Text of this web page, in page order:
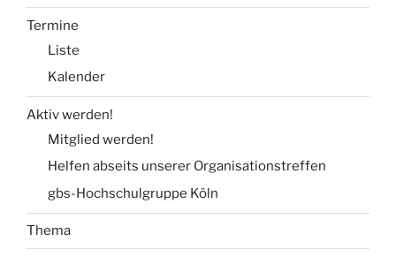
Termine
Liste
Kalender
Aktiv werden!
Mitglied werden!
Helfen abseits unserer Organisationstreffen
gbs-Hochschulgruppe Köln
Thema